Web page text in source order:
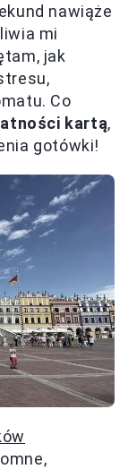
nawiąże
mi
jak
Co
kartą,
gotówki!